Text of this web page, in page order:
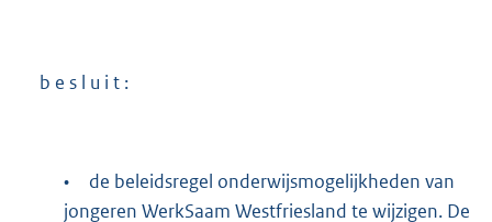
b e s l u i t :
•
de beleidsregel onderwijsmogelijkheden van
jongeren WerkSaam Westfriesland te wijzigen. De